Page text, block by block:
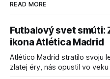
READ MORE
Futbalový svet smúti:
ikona Atlética Madrid
Atlético Madrid stratilo svoju
zlatej éry, nás opustil vo